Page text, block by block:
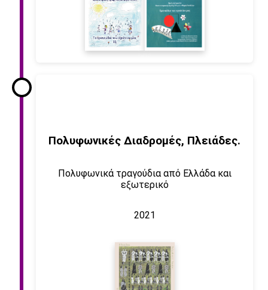
Πολυφωνικές Διαδρομές, Πλειάδες.
Πολυφωνικά τραγούδια από Ελλάδα και
εξωτερικό
2021